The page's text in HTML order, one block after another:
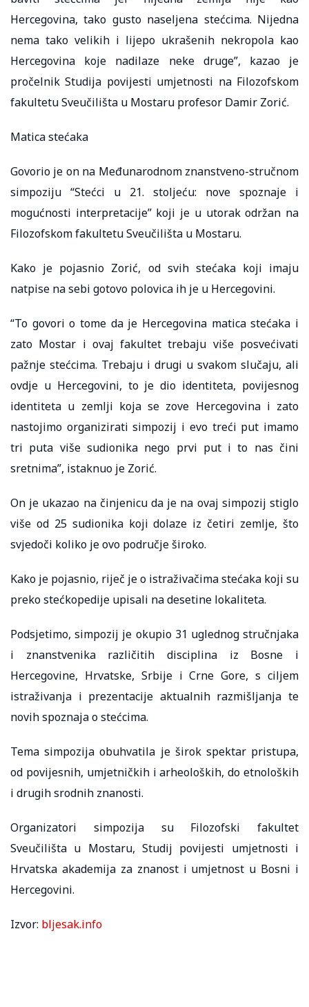
Hercegovina, tako gusto naseljena stećcima. Nijedna
nema tako velikih i lijepo ukrašenih nekropola kao
Hercegovina koje nadilaze neke druge”, kazao je
pročelnik Studija povijesti umjetnosti na Filozofskom
fakultetu Sveučilišta u Mostaru profesor Damir Zorić.
Matica stećaka
Govorio je on na Međunarodnom znanstveno-stručnom
simpoziju “Stećci u 21. stoljeću: nove spoznaje i
mogućnosti interpretacije” koji je u utorak održan na
Filozofskom fakultetu Sveučilišta u Mostaru.
Kako je pojasnio Zorić, od svih stećaka koji imaju
natpise na sebi gotovo polovica ih je u Hercegovini.
“To govori o tome da je Hercegovina matica stećaka i
zato Mostar i ovaj fakultet trebaju više posvećivati
pažnje stećcima. Trebaju i drugi u svakom slučaju, ali
ovdje u Hercegovini, to je dio identiteta, povijesnog
identiteta u zemlji koja se zove Hercegovina i zato
nastojimo organizirati simpozij i evo treći put imamo
tri puta više sudionika nego prvi put i to nas čini
sretnima”, istaknuo je Zorić.
On je ukazao na činjenicu da je na ovaj simpozij stiglo
više od 25 sudionika koji dolaze iz četiri zemlje, što
svjedoči koliko je ovo područje široko.
Kako je pojasnio, riječ je o istraživačima stećaka koji su
preko stećkopedije upisali na desetine lokaliteta.
Podsjetimo, simpozij je okupio 31 uglednog stručnjaka
i znanstvenika različitih disciplina iz Bosne i
Hercegovine, Hrvatske, Srbije i Crne Gore, s ciljem
istraživanja i prezentacije aktualnih razmišljanja te
novih spoznaja o stećcima.
Tema simpozija obuhvatila je širok spektar pristupa,
od povijesnih, umjetničkih i arheoloških, do etnoloških
i drugih srodnih znanosti.
Organizatori simpozija su Filozofski fakultet
Sveučilišta u Mostaru, Studij povijesti umjetnosti i
Hrvatska akademija za znanost i umjetnost u Bosni i
Hercegovini.
Izvor: bljesak.info